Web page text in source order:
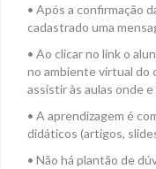
• Após a confirmação
cadastrado uma
• Ao clicar no link o
no ambiente virtual do
assistir às aulas onde
• A aprendizagem é
didáticos (artigos,
• Não há plantão de